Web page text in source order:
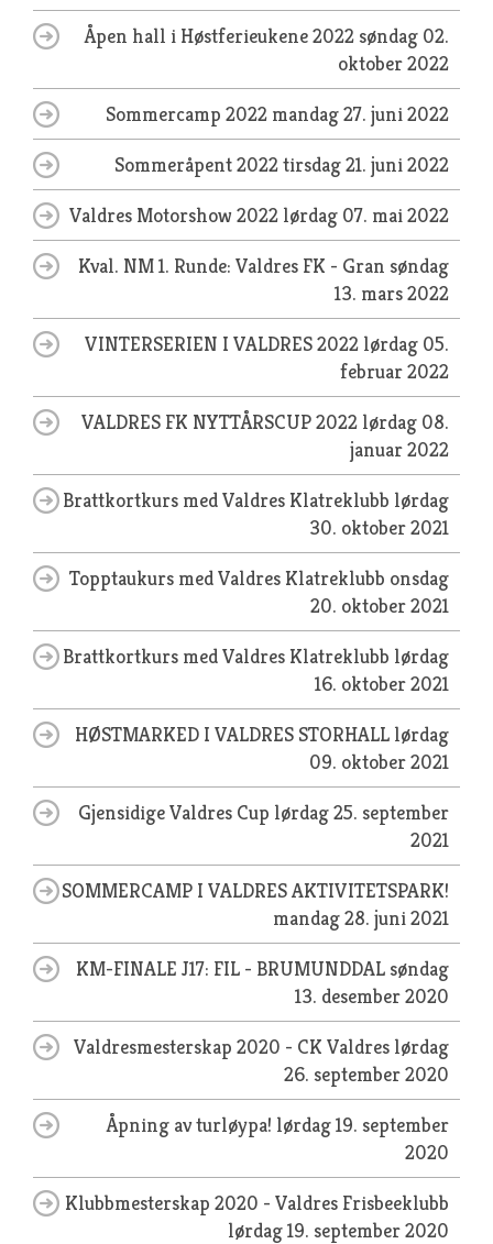
Åpen hall i Høstferieukene 2022søndag 02.
oktober 2022
Sommercamp 2022 mandag 27. juni 2022
Sommeråpent 2022tirsdag 21. juni 2022
Valdres Motorshow 2022 lørdag 07. mai 2022
Kval. NM 1. Runde: Valdres FK - Gran søndag
13. mars 2022
VINTERSERIEN I VALDRES 2022 lørdag 05.
februar 2022
VALDRES FK NYTTÅRSCUP 2022 lørdag 08.
januar 2022
Brattkortkurs med Valdres Klatreklubb lørdag
30. oktober 2021
Topptaukurs med Valdres Klatreklubb onsdag
20. oktober 2021
Brattkortkurs med Valdres Klatreklubb lørdag
16. oktober 2021
HØSTMARKED I VALDRES STORHALL lørdag
09. oktober 2021
Gjensidige Valdres Cup lørdag 25. september
2021
SOMMERCAMP I VALDRES AKTIVITETSPARK!
mandag 28. juni 2021
KM-FINALE J17: FIL - BRUMUNDDALsøndag
13. desember 2020
Valdresmesterskap 2020 - CK Valdres lørdag
26. september 2020
Åpning av turløypa! lørdag 19. september
2020
Klubbmesterskap 2020 - Valdres Frisbeeklubb
lørdag 19. september 2020